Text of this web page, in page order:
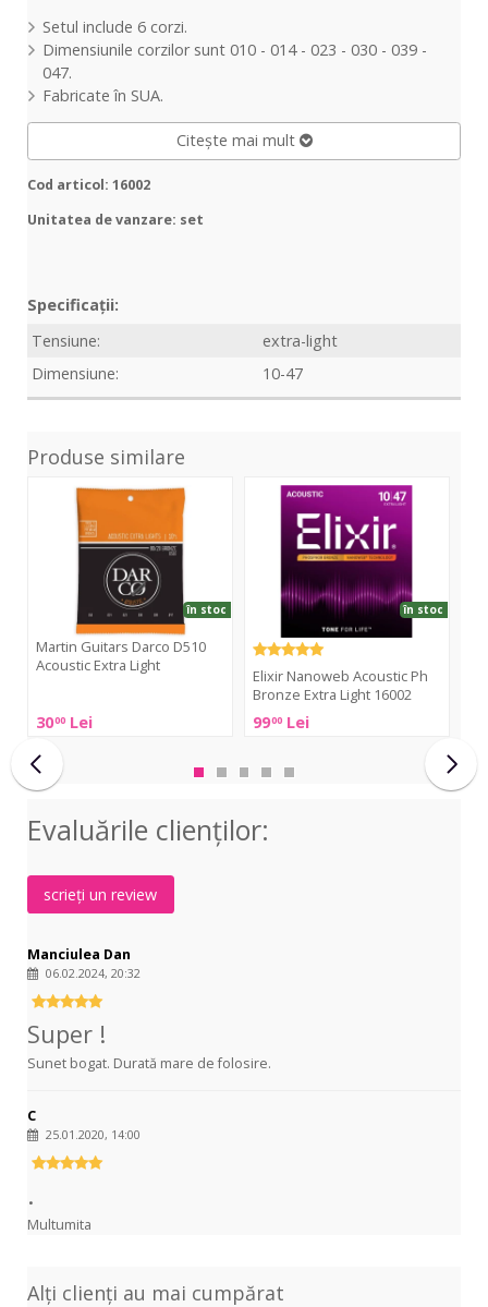
Setul include 6 corzi.
Dimensiunile corzilor sunt 010 - 014 - 023 - 030 - 039 -
047.
Fabricate în SUA.
Citește mai mult
Cod articol: 16002
Unitatea de vanzare: set
Specificații:
Tensiune:
extra-light
Dimensiune:
10-47
Produse similare
Acoustic
Martin Guitars Darco D510
Acoustic Extra Light
3000 Lei
în stoc
Guitars
Darco
D510
Extra
Light
Nanoweb
Acoustic
Elixir Nanoweb Acoustic Ph
Bronze Extra Light 16002
9900 Lei
în stoc
Acoustic
Bronze
Evaluările clienţilor:
scrieți un review
Manciulea Dan
06.02.2024, 20:32
Super !
Sunet bogat. Durată mare de folosire.
C
25.01.2020, 14:00
.
Multumita
Alți clienți au mai cumpărat